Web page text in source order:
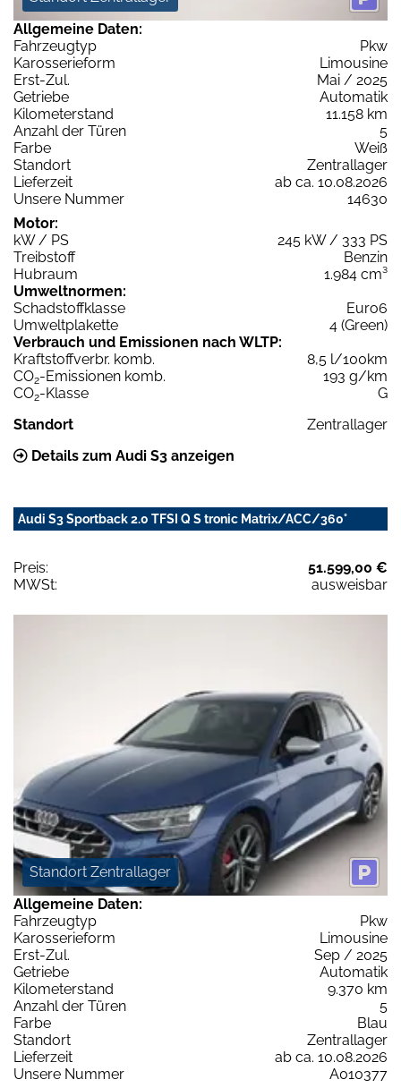
Allgemeine Daten:
Fahrzeugtyp
Pkw
Karosserieform
Limousine
Erst-Zul.
Mai / 2025
Getriebe
Automatik
Kilometerstand
11.158 km
Anzahl der Türen
5
Farbe
Weiß
Standort
Zentrallager
Lieferzeit
ab ca. 10.08.2026
Unsere Nummer
14630
Motor:
kW / PS
245 kW / 333 PS
Treibstoff
Benzin
Hubraum
1.984 cm³
Umweltnormen:
Schadstoffklasse
Euro6
Umweltplakette
4 (Green)
Verbrauch und Emissionen nach WLTP:
Kraftstoffverbr. komb.
8,5 l/100km
CO2-Emissionen komb.
193 g/km
CO2-Klasse
G
Standort
Zentrallager
Details zum Audi S3 anzeigen
Audi S3 Sportback 2.0 TFSI Q S tronic Matrix/ACC/360°
Preis:
51.599,00 €
MWSt:
ausweisbar
Standort Zentrallager
Allgemeine Daten:
Fahrzeugtyp
Pkw
Karosserieform
Limousine
Erst-Zul.
Sep / 2025
Getriebe
Automatik
Kilometerstand
9.370 km
Anzahl der Türen
5
Farbe
Blau
Standort
Zentrallager
Lieferzeit
ab ca. 10.08.2026
Unsere Nummer
A010377